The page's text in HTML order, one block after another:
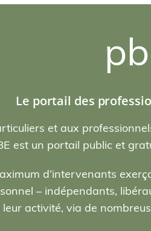
Le portail des
et aux
est un portail public et
d’intervenants
– indépendants,
activité, via de